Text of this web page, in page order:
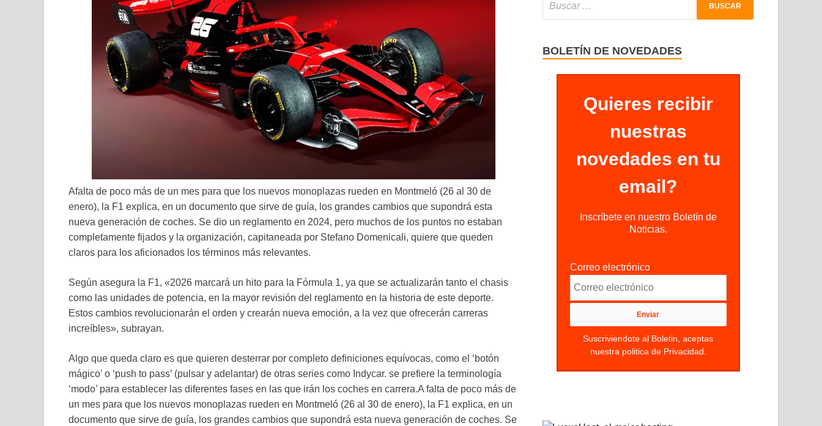
Afalta de poco más de un mes para que los nuevos monoplazas rueden en Montmeló (26 al 30 de
enero), la F1 explica, en un documento que sirve de guía, los grandes cambios que supondrá esta
nueva generación de coches. Se dio un reglamento en 2024, pero muchos de los puntos no estaban
completamente fijados y la organización, capitaneada por Stefano Domenicali, quiere que queden
claros para los aficionados los términos más relevantes.
Según asegura la F1, «2026 marcará un hito para la Fórmula 1, ya que se actualizarán tanto el chasis
como las unidades de potencia, en la mayor revisión del reglamento en la historia de este deporte.
Estos cambios revolucionarán el orden y crearán nueva emoción, a la vez que ofrecerán carreras
increíbles», subrayan.
Algo que queda claro es que quieren desterrar por completo definiciones equívocas, como el ‘botón
mágico’ o ‘push to pass’ (pulsar y adelantar) de otras series como Indycar. se prefiere la terminología
‘modo’ para establecer las diferentes fases en las que irán los coches en carrera.A falta de poco más de
un mes para que los nuevos monoplazas rueden en Montmeló (26 al 30 de enero), la F1 explica, en un
documento que sirve de guía, los grandes cambios que supondrá esta nueva generación de coches. Se
BOLETÍN DE NOVEDADES
Quieres recibir
nuestras
novedades en tu
email?
Inscríbete en nuestro Boletín de
Noticias.
Correo electrónico
Suscriviendote al Boletin, aceptas
nuestra politica de Privacidad.